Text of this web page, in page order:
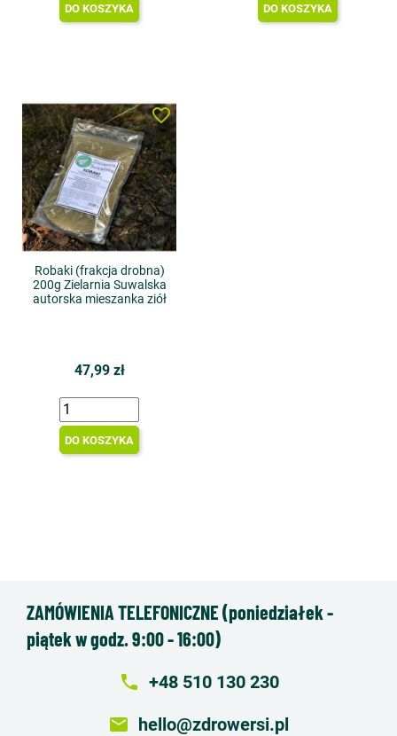
DO KOSZYKA DO KOSZYKA
Robaki (frakcja drobna)
200g Zielarnia Suwalska
autorska mieszanka ziół
47,99 zł
DO KOSZYKA
favorite_border
ZAMÓWIENIA TELEFONICZNE (poniedziałek -
piątek w godz. 9:00 - 16:00)
local_phone +48 510 130 230
email hello@zdrowersi.pl